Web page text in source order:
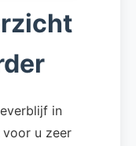
in
u zeer